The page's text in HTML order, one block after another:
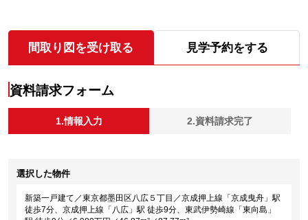
間取り図を受け取る 見学予約をする
資料請求フォーム
1.情報入力 2.資料請求完了
選択した物件
新築一戸建て／東京都墨田区八広５丁目／京成押上線「京成曳舟」駅
徒歩7分、京成押上線「八広」駅 徒歩9分、東武伊勢崎線「東向島」